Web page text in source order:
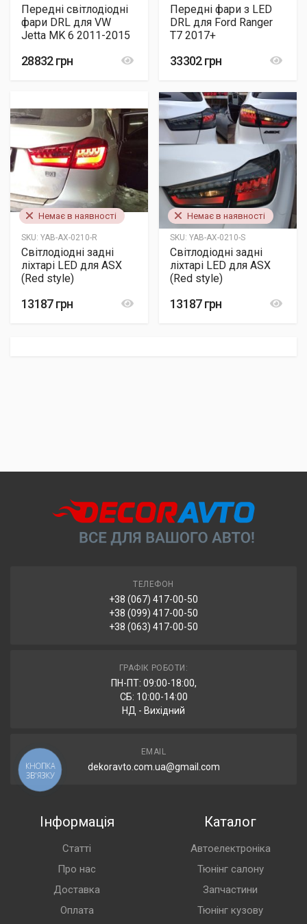
Передні світлодіодні
фари DRL для VW
Jetta MK 6 2011-2015
28832 грн
Передні фари з LED
DRL для Ford Ranger
T7 2017+
33302 грн
Немає в наявності
SKU: YAB-AX-0210-R
Світлодіодні задні
ліхтарі LED для ASX
(Red style)
13187 грн
Немає в наявності
SKU: YAB-AX-0210-S
Світлодіодні задні
ліхтарі LED для ASX
(Red style)
13187 грн
ТЕЛЕФОН
+38 (067) 417-00-50
+38 (099) 417-00-50
+38 (063) 417-00-50
ГРАФІК РОБОТИ:
ПН-ПТ: 09:00-18:00,
СБ: 10:00-14:00
НД - Вихідний
EMAIL
dekoravto.com.ua@gmail.com
Інформація
Статті
Про нас
Доставка
Оплата
Каталог
Автоелектроніка
Тюнінг салону
Запчастини
Тюнінг кузову
КНОПКА
ЗВ'ЯЗКУ